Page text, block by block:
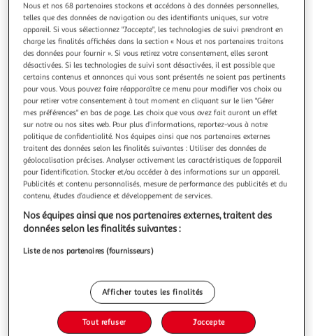
précédente
suivante
PARIS PRIX
Tableau Imprimé Scarlet Arrow
Informations Techniques : Matière : Structure : Bois (Pin)
Revêtement : Toile Intissée Spécificités : Format :
Rectangulaire Tableau imprimée sur toile Impression Full
HD Haute Résolution 360 dpi Garantie une parfaite netteté
et profondeur des couleurs Protection UV pour une
résistance au soleil Ch
En savoir +
Vendu par Paris Prix
Couleur
Multicolore
Taille
50 x 100 cm
Plus d'options
Vendu par Paris Prix 70,99€
Nous et nos 68 partenaires stockons et accédons à des données personnelles,
telles que des données de navigation ou des identifiants uniques, sur votre
appareil. Si vous sélectionnez "J'accepte", les technologies de suivi prendront en
charge les finalités affichées dans la section « Nous et nos partenaires traitons
des données pour fournir ». Si vous retirez votre consentement, elles seront
désactivées. Si les technologies de suivi sont désactivées, il est possible que
certains contenus et annonces qui vous sont présentés ne soient pas pertinents
pour vous. Vous pouvez faire réapparaître ce menu pour modifier vos choix ou
pour retirer votre consentement à tout moment en cliquant sur le lien "Gérer
mes préférences" en bas de page. Les choix que vous avez fait auront un effet
sur notre ou nos sites web. Pour plus d’informations, reportez-vous à notre
politique de confidentialité. Nos équipes ainsi que nos partenaires externes
traitent des données selon les finalités suivantes : Utiliser des données de
géolocalisation précises. Analyser activement les caractéristiques de l’appareil
pour l’identification. Stocker et/ou accéder à des informations sur un appareil.
Publicités et contenu personnalisés, mesure de performance des publicités et du
contenu, études d’audience et développement de services.
Nos équipes ainsi que nos partenaires externes, traitent des
données selon les finalités suivantes :
Liste de nos partenaires (fournisseurs)
Afficher toutes les finalités
Tout refuser J'accepte